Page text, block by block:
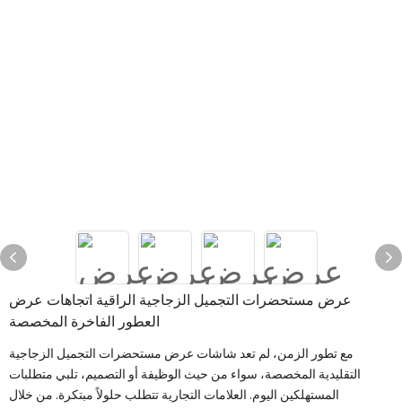
عرض مستحضرات التجميل الزجاجية الراقية اتجاهات عرض
العطور الفاخرة المخصصة
مع تطور الزمن، لم تعد شاشات عرض مستحضرات التجميل الزجاجية
التقليدية المخصصة، سواء من حيث الوظيفة أو التصميم، تلبي متطلبات
المستهلكين اليوم. العلامات التجارية تتطلب حلولاً مبتكرة. من خلال